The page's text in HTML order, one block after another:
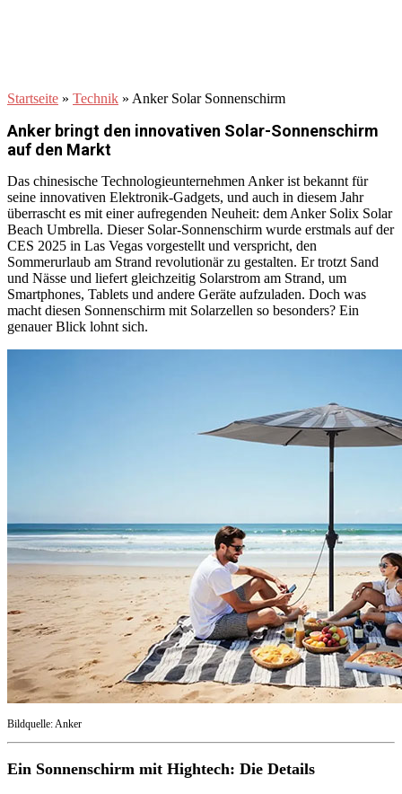
Startseite » Technik » Anker Solar Sonnenschirm
Anker bringt den innovativen Solar-Sonnenschirm
auf den Markt
Das chinesische Technologieunternehmen Anker ist bekannt für
seine innovativen Elektronik-Gadgets, und auch in diesem Jahr
überrascht es mit einer aufregenden Neuheit: dem Anker Solix Solar
Beach Umbrella. Dieser Solar-Sonnenschirm wurde erstmals auf der
CES 2025 in Las Vegas vorgestellt und verspricht, den
Sommerurlaub am Strand revolutionär zu gestalten. Er trotzt Sand
und Nässe und liefert gleichzeitig Solarstrom am Strand, um
Smartphones, Tablets und andere Geräte aufzuladen. Doch was
macht diesen Sonnenschirm mit Solarzellen so besonders? Ein
genauer Blick lohnt sich.
Bildquelle: Anker
Ein Sonnenschirm mit Hightech: Die Details